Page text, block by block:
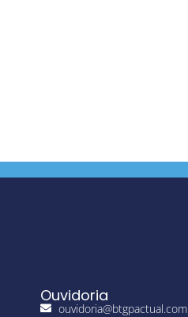
Ouvidoria
ouvidoria@btgpactual.com